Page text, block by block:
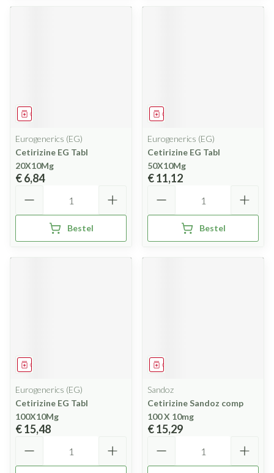
Geneesmiddel
Eurogenerics (EG)
Cetirizine EG Tabl
20X10Mg
€ 6,84
Bestel
Geneesmiddel
Eurogenerics (EG)
Cetirizine EG Tabl
50X10Mg
€ 11,12
Bestel
Geneesmiddel
Eurogenerics (EG)
Cetirizine EG Tabl
100X10Mg
€ 15,48
Geneesmiddel
Sandoz
Cetirizine Sandoz comp
100 X 10mg
€ 15,29